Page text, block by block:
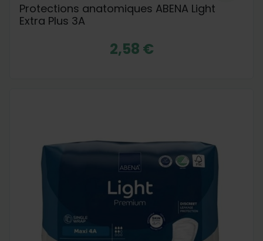
Protections anatomiques ABENA Light
Extra Plus 3A
2,58 €